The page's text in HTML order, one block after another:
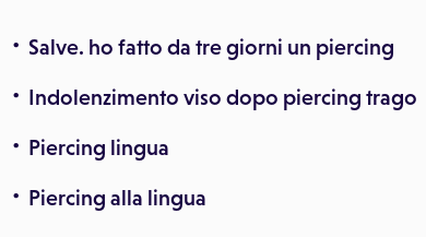
Salve. ho fatto da tre giorni un piercing
Indolenzimento viso dopo piercing trago
Piercing lingua
Piercing alla lingua